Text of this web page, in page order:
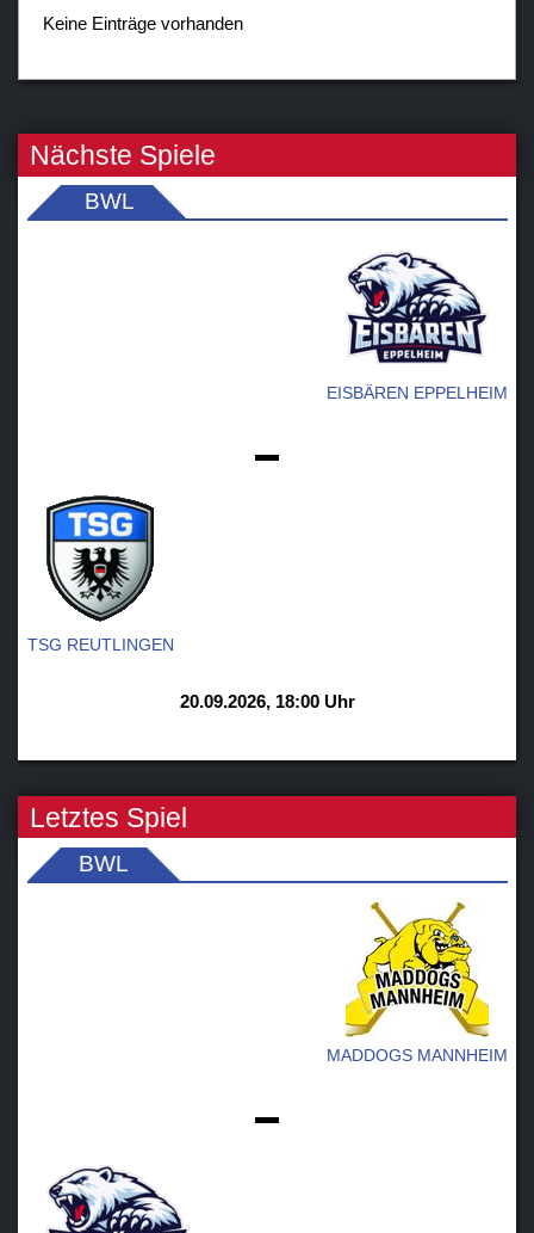
Keine Einträge vorhanden
Nächste Spiele
BWL
EISBÄREN EPPELHEIM
-
TSG REUTLINGEN
20.09.2026, 18:00 Uhr
Letztes Spiel
BWL
MADDOGS MANNHEIM
-